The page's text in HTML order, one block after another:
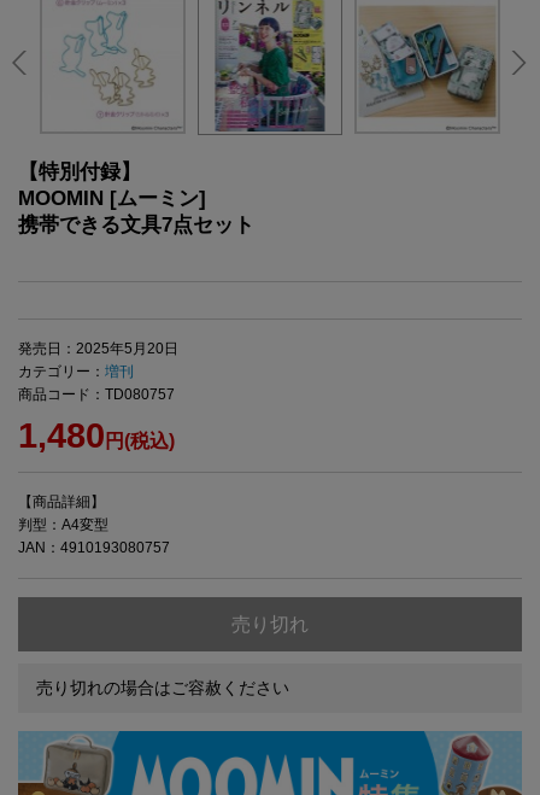
【特別付録】
MOOMIN [ムーミン]
携帯できる文具7点セット
発売日：2025年5月20日
カテゴリー： 増刊
商品コード：TD080757
1,480 円(税込)
【商品詳細】
判型：A4変型
JAN：4910193080757
売り切れ
売り切れの場合はご容赦ください